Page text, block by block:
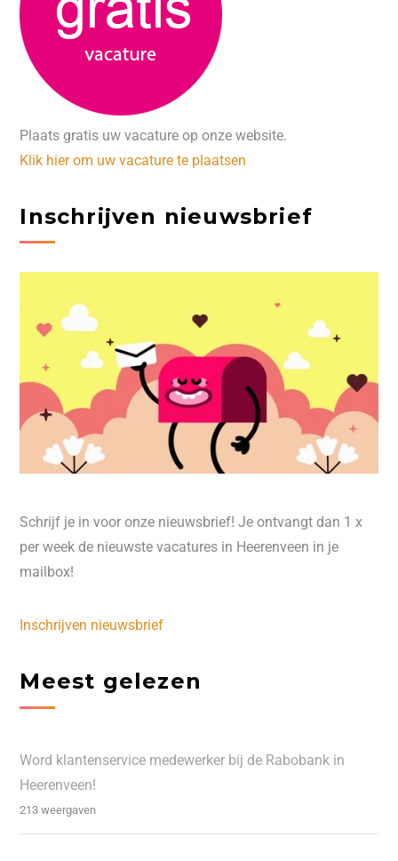
Plaats gratis uw vacature op onze website.
Klik hier om uw vacature te plaatsen
Inschrijven nieuwsbrief
Schrijf je in voor onze nieuwsbrief! Je ontvangt dan 1 x
per week de nieuwste vacatures in Heerenveen in je
mailbox!
Inschrijven nieuwsbrief
Meest gelezen
Word klantenservice medewerker bij de Rabobank in
Heerenveen!
213 weergaven